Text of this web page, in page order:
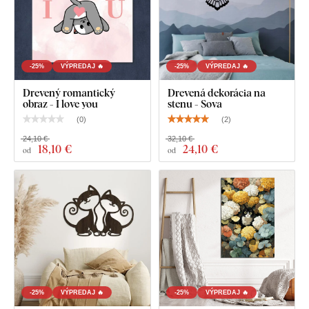
-25% VÝPREDAJ 🔥
Drevený romantický
obraz - I love you
(0)
od 18,10 €
24,10 €
-25% VÝPREDAJ 🔥
Drevená dekorácia na
stenu - Sova
(2)
od 24,10 €
32,10 €
-25% VÝPREDAJ 🔥 -25% VÝPREDAJ 🔥